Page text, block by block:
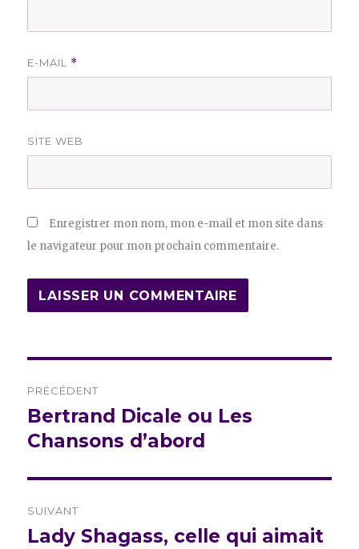
E-MAIL *
SITE WEB
Enregistrer mon nom, mon e-mail et mon site dans
le navigateur pour mon prochain commentaire.
de
l’article
PRÉCÉDENT
Publication
précédente :
Bertrand Dicale ou Les
Chansons d’abord
SUIVANT
Publication
Lady Shagass, celle qui aimait